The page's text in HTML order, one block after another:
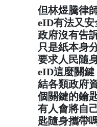
但林煜騰律
eID有法又安
政府沒有告
只是紙本身
要求人民隨
eID這麼關
結各類政府
個關鍵的鑰
有人會將自
匙隨身攜帶